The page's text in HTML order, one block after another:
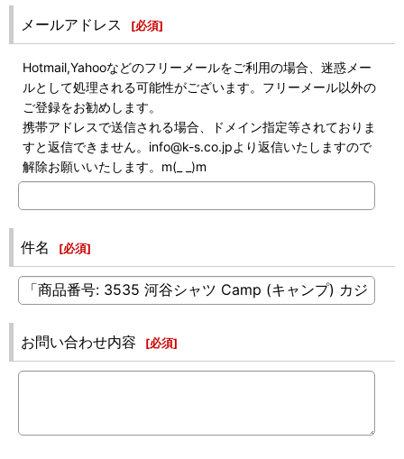
メールアドレス [必須]
Hotmail,Yahooなどのフリーメールをご利用の場合、迷惑メー
ルとして処理される可能性がございます。フリーメール以外の
ご登録をお勧めします。
携帯アドレスで送信される場合、ドメイン指定等されておりま
すと返信できません。info@k-s.co.jpより返信いたしますので
解除お願いいたします。m(_ _)m
件名 [必須]
お問い合わせ内容 [必須]